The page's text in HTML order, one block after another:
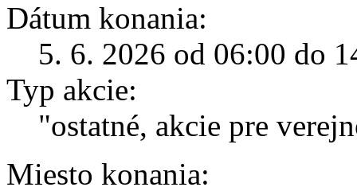
Dátum konania:
5. 6. 2026 od 06:00 do
Typ akcie:
"ostatné, akcie pre
Miesto konania: